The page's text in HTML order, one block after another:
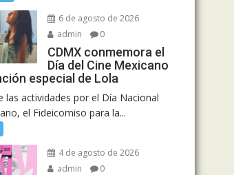
6 de agosto de 2026
admin
0
CDMX conmemora el
Día del Cine Mexicano
especial de Lola
las actividades por el Día Nacional
el Fideicomiso para la...
4 de agosto de 2026
admin
0